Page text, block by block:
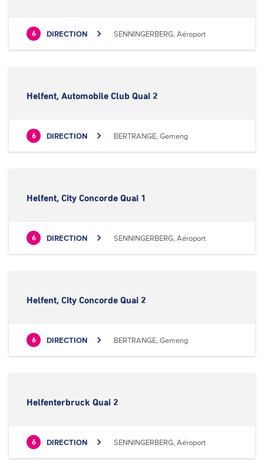
6 DIRECTION SENNINGERBERG, Aéroport
Helfent, Automobile Club Quai 2
6 DIRECTION BERTRANGE, Gemeng
Helfent, City Concorde Quai 1
6 DIRECTION SENNINGERBERG, Aéroport
Helfent, City Concorde Quai 2
6 DIRECTION BERTRANGE, Gemeng
Helfenterbruck Quai 2
6 DIRECTION SENNINGERBERG, Aéroport